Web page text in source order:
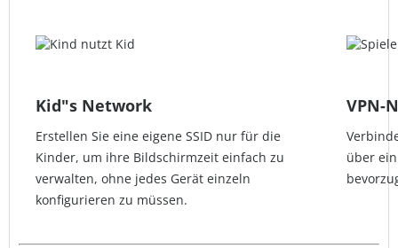
Kid"s Network
Erstellen Sie eine eigene SSID nur für die
Kinder, um ihre Bildschirmzeit einfach zu
verwalten, ohne jedes Gerät einzeln
konfigurieren zu müssen.
VPN-
über